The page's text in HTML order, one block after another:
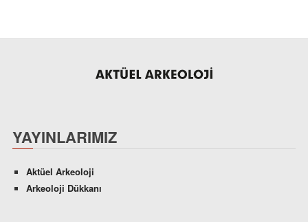
YAYINLARIMIZ
Aktüel Arkeoloji
Arkeoloji Dükkanı